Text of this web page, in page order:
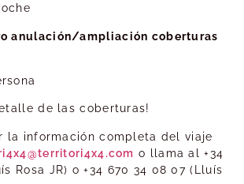
anulación/ampliación coberturas
de las coberturas!
la información completa del viaje
o llama al +34
Rosa JR) o +34 670 34 08 07 (Lluís